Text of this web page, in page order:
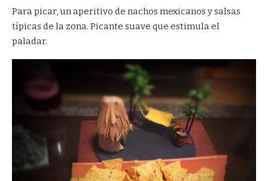
Para picar, un aperitivo de nachos mexicanos y salsas
típicas de la zona. Picante suave que estimula el
paladar.